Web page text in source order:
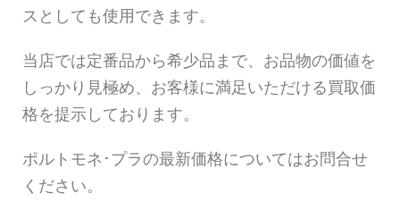
スとしても使用できます。
当店では定番品から希少品まで、お品物の価値を
しっかり見極め、お客様に満足いただける買取価
格を提示しております。
ポルトモネ･プラの最新価格についてはお問合せ
ください。